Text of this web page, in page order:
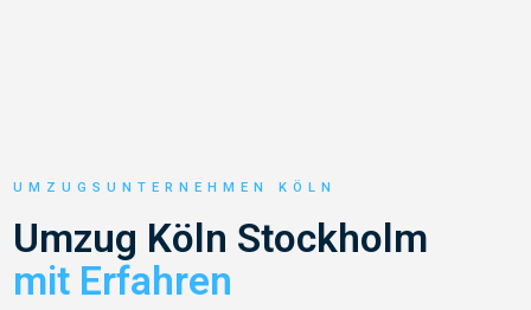
UMZUGSUNTERNEHMEN KÖLN
Umzug Köln Stockholm
mit Erfahren